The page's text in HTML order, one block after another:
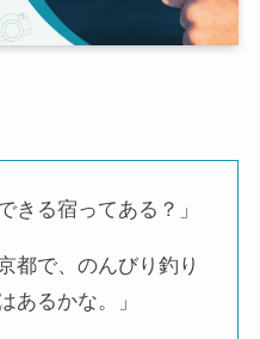
きる宿ってある？」
都で、のんびり釣り
あるかな。」